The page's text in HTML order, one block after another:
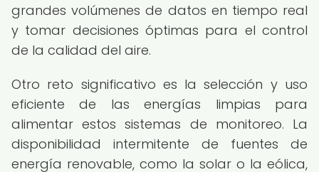
grandes volúmenes de datos en tiempo real
y tomar decisiones óptimas para el control
de la calidad del aire.
Otro reto significativo es la selección y uso
eficiente de las energías limpias para
alimentar estos sistemas de monitoreo. La
disponibilidad intermitente de fuentes de
energía renovable, como la solar o la eólica,